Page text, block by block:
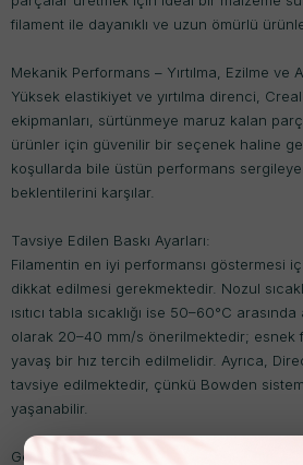
filament ile dayanıklı ve uzun ömürlü
Mekanik Performans – Yırtılma, Ezilme ve
Yüksek elastikiyet ve yırtılma direnci,
ekipmanları, sürtünmeye maruz kalan
ürünler için güvenilir bir seçenek haline
koşullarda bile üstün performans
beklentilerini karşılar.
Tavsiye Edilen Baskı Ayarları:
Filamentin en iyi performansı göstermesi
dikkat edilmesi gerekmektedir. Nozul
ısıtıcı tabla sıcaklığı ise 50–60°C arasında
olarak 20–40 mm/s önerilmektedir; esnek
yavaş bir hız tercih edilmelidir. Ayrıca,
tavsiye edilmektedir, çünkü Bowden
yaşanabilir.
Geniş Uyumluluk: